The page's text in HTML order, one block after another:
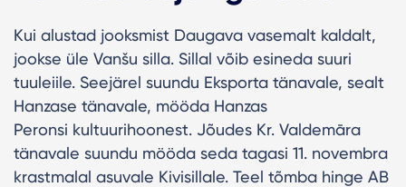
Kui alustad jooksmist Daugava vasemalt kaldalt,
jookse üle Vanšu silla. Sillal võib esineda suuri
tuuleiile. Seejärel suundu Eksporta tänavale, sealt
Hanzase tänavale, mööda Hanzas
Peronsi kultuurihoonest. Jõudes Kr. Valdemāra
tänavale suundu mööda seda tagasi 11. novembra
krastmalal asuvale Kivisillale. Teel tõmba hinge AB